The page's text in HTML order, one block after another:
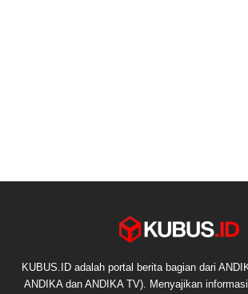
KUBUS.ID adalah portal berita bagian dari
ANDIKA dan ANDIKA TV). Menyajikan